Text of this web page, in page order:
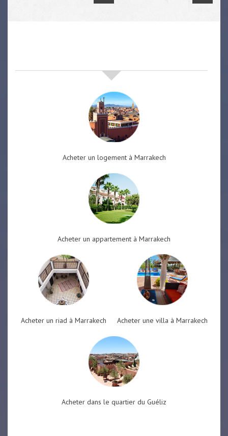
Acheter un logement à Marrakech
Acheter un appartement à Marrakech
Acheter un riad à Marrakech Acheter une villa à Marrakech
Acheter dans le quartier du Guéliz